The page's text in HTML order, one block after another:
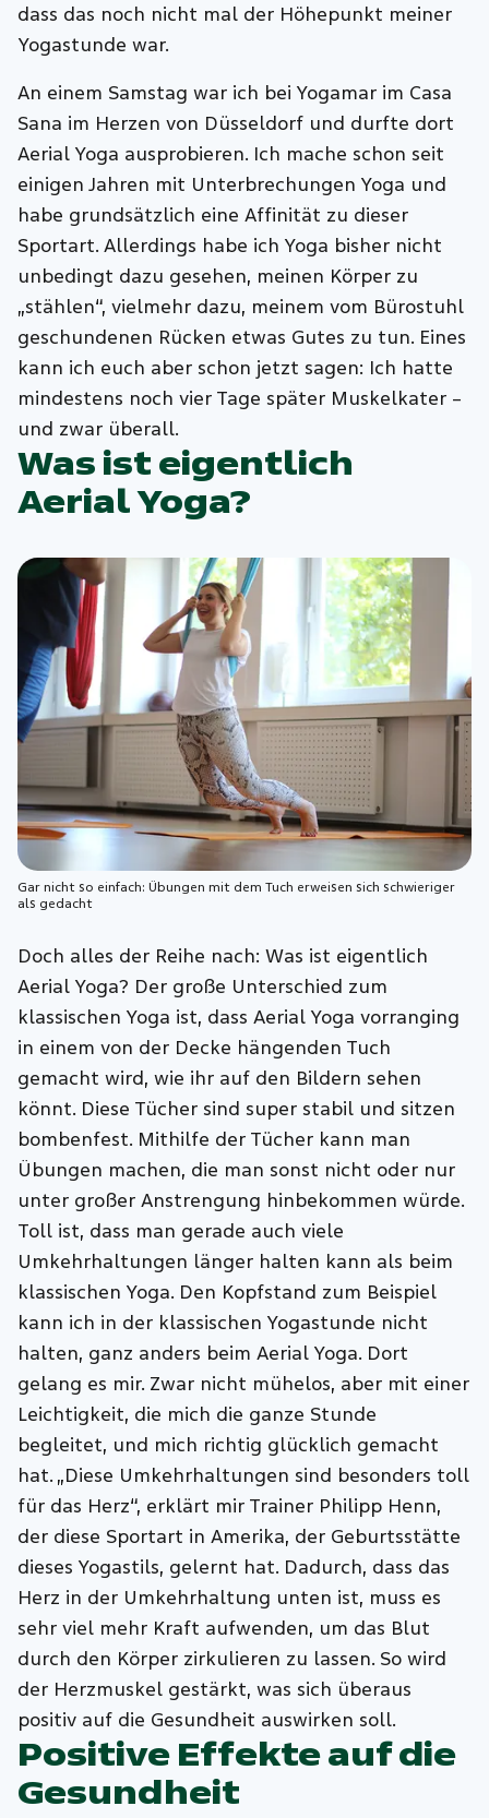
dass das noch nicht mal der Höhepunkt meiner
Yogastunde war.
An einem Samstag war ich bei Yogamar im Casa
Sana im Herzen von Düsseldorf und durfte dort
Aerial Yoga ausprobieren. Ich mache schon seit
einigen Jahren mit Unterbrechungen Yoga und
habe grundsätzlich eine Affinität zu dieser
Sportart. Allerdings habe ich Yoga bisher nicht
unbedingt dazu gesehen, meinen Körper zu
„stählen“, vielmehr dazu, meinem vom Bürostuhl
geschundenen Rücken etwas Gutes zu tun. Eines
kann ich euch aber schon jetzt sagen: Ich hatte
mindestens noch vier Tage später Muskelkater –
und zwar überall.
Was ist eigentlich
Aerial Yoga?
Gar nicht so einfach: Übungen mit dem Tuch erweisen sich schwieriger
als gedacht
Doch alles der Reihe nach: Was ist eigentlich
Aerial Yoga? Der große Unterschied zum
klassischen Yoga ist, dass Aerial Yoga vorranging
in einem von der Decke hängenden Tuch
gemacht wird, wie ihr auf den Bildern sehen
könnt. Diese Tücher sind super stabil und sitzen
bombenfest. Mithilfe der Tücher kann man
Übungen machen, die man sonst nicht oder nur
unter großer Anstrengung hinbekommen würde.
Toll ist, dass man gerade auch viele
Umkehrhaltungen länger halten kann als beim
klassischen Yoga. Den Kopfstand zum Beispiel
kann ich in der klassischen Yogastunde nicht
halten, ganz anders beim Aerial Yoga. Dort
gelang es mir. Zwar nicht mühelos, aber mit einer
Leichtigkeit, die mich die ganze Stunde
begleitet, und mich richtig glücklich gemacht
hat. „Diese Umkehrhaltungen sind besonders toll
für das Herz“, erklärt mir Trainer Philipp Henn,
der diese Sportart in Amerika, der Geburtsstätte
dieses Yogastils, gelernt hat. Dadurch, dass das
Herz in der Umkehrhaltung unten ist, muss es
sehr viel mehr Kraft aufwenden, um das Blut
durch den Körper zirkulieren zu lassen. So wird
der Herzmuskel gestärkt, was sich überaus
positiv auf die Gesundheit auswirken soll.
Positive Effekte auf die
Gesundheit